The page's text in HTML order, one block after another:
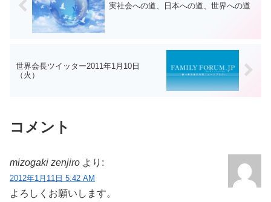
実社会への道、日本への道、世界への道
世界会長ツイッター2011年1月10日
（火）
コメント
mizogaki zenjiro より:
2012年1月11日 5:42 AM
よろしくお願いします。